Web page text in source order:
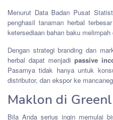
Menurut Data Badan Pusat
penghasil tanaman herbal
ketersediaan bahan baku
Dengan strategi branding dan
herbal dapat menjadi passive
Pasarnya tidak hanya untuk
distributor, dan ekspor ke
Maklon di
Bila Anda serius ingin memulai